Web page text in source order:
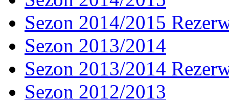
Sezon 2014/2015
Sezon 2013/2014
Sezon 2013/2014
Sezon 2012/2013